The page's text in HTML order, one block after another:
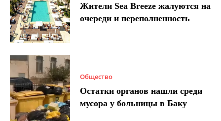
Жители Sea Breeze жалуются на
очереди и переполненность
Общество
Остатки органов нашли среди
мусора у больницы в Баку